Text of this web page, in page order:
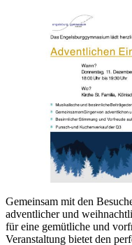
Gemeinsam mit den
adventlicher und
für eine gemütliche und
Veranstaltung bietet den